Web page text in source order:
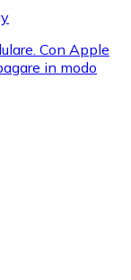
mezzi di
Con Apple
in modo